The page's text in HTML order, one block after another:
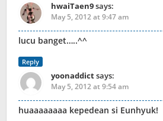
hwaiTaen9says:
May 5, 2012 at 9:47 am
lucu banget…..^^
Reply
yoonaddictsays:
May 5, 2012 at 9:54 am
huaaaaaaaa kepedean si Eunhyuk!